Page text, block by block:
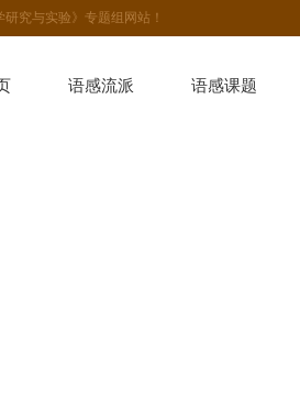
究与实验》专题组网站！
语感流派 语感课题